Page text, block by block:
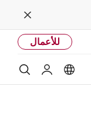
Close
للأعمال
optionsحساب